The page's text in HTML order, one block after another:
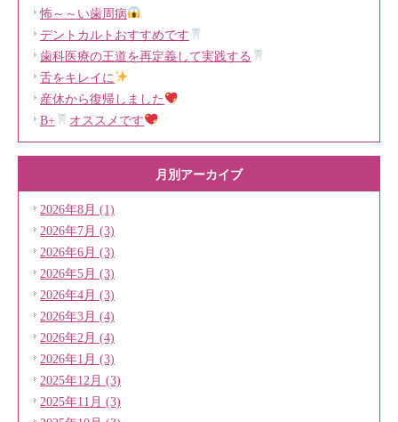
怖～～い歯周病
デントカルトおすすめです
歯科医療の王道を再定義して実践する
舌をキレイに
産休から復帰しました
B+
オススメです
月別アーカイブ
2026年8月 (1)
2026年7月 (3)
2026年6月 (3)
2026年5月 (3)
2026年4月 (3)
2026年3月 (4)
2026年2月 (4)
2026年1月 (3)
2025年12月 (3)
2025年11月 (3)